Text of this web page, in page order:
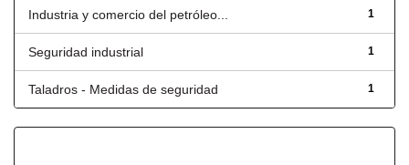
1
Industria y comercio del petróleo...
1
Seguridad industrial
1
Taladros - Medidas de seguridad